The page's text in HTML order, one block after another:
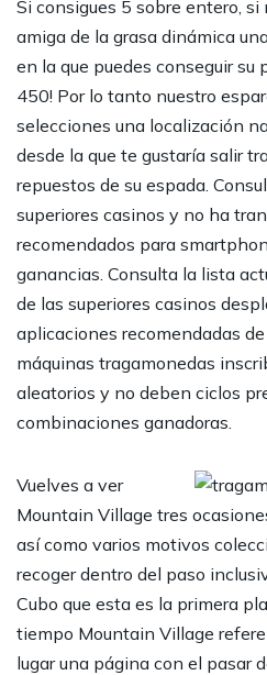
Si consigues 5 sobre entero,
amiga de la grasa dinámica
en la que puedes conseguir su
450! Por lo tanto nuestro
selecciones una localización
desde la que te gustaría salir
repuestos de su espada.
superiores casinos y no ha
recomendados para
ganancias. Consulta la lista
de las superiores casinos
aplicaciones recomendadas
máquinas tragamonedas
aleatorios y no deben ciclos
combinaciones ganadoras.
Vuelves a ver
Mountain Village tres
así­ como varios motivos
recoger dentro del paso
Cubo que esta es la primera
tiempo Mountain Village
lugar una página con el pasar